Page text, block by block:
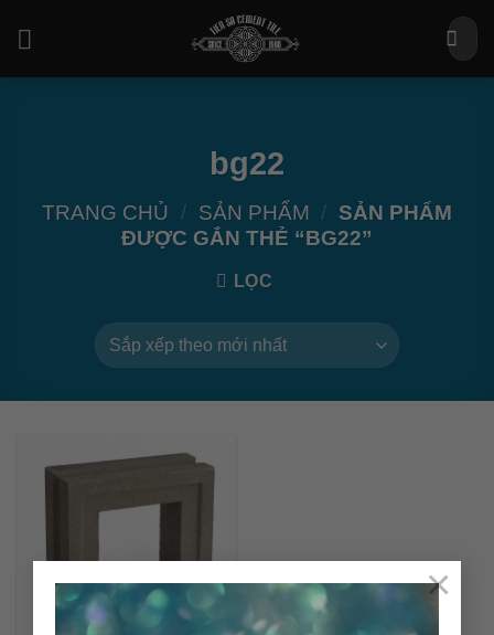
×
Tìm
kiếm:
bg22
TRANG CHỦ / SẢN PHẨM / SẢN PHẨM
ĐƯỢC GẮN THẺ “BG22”
LỌC